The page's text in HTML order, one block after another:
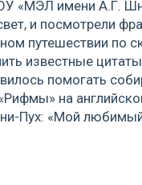
«МЭЛ имени А.Г.
и посмотрели
путешествии по
известные
помогать
на
Пух: «Мой любимый